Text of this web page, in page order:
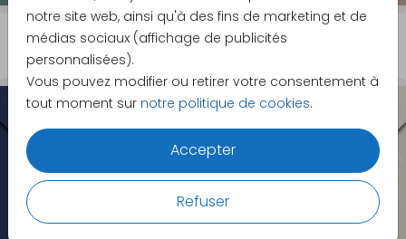
notre site web, ainsi qu'à des fins de marketing et de
médias sociaux (affichage de publicités
personnalisées).
Vous pouvez modifier ou retirer votre consentement à
tout moment sur notre politique de cookies.
Accepter
Refuser
8,95 €